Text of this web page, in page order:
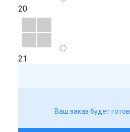
20
21
Ваш заказ будет готов